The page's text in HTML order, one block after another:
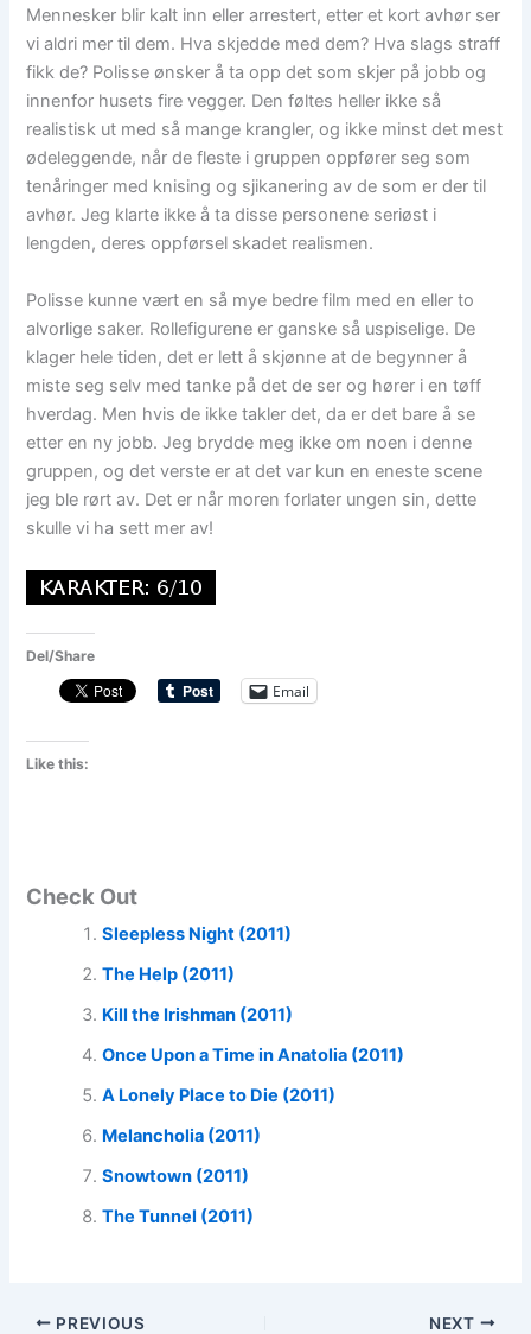
Mennesker blir kalt inn eller arrestert, etter et kort avhør ser
vi aldri mer til dem. Hva skjedde med dem? Hva slags straff
fikk de? Polisse ønsker å ta opp det som skjer på jobb og
innenfor husets fire vegger. Den føltes heller ikke så
realistisk ut med så mange krangler, og ikke minst det mest
ødeleggende, når de fleste i gruppen oppfører seg som
tenåringer med knising og sjikanering av de som er der til
avhør. Jeg klarte ikke å ta disse personene seriøst i
lengden, deres oppførsel skadet realismen.
Polisse kunne vært en så mye bedre film med en eller to
alvorlige saker. Rollefigurene er ganske så uspiselige. De
klager hele tiden, det er lett å skjønne at de begynner å
miste seg selv med tanke på det de ser og hører i en tøff
hverdag. Men hvis de ikke takler det, da er det bare å se
etter en ny jobb. Jeg brydde meg ikke om noen i denne
gruppen, og det verste er at det var kun en eneste scene
jeg ble rørt av. Det er når moren forlater ungen sin, dette
skulle vi ha sett mer av!
Del/Share
Email
Like this:
Check Out
Sleepless Night (2011)
The Help (2011)
Kill the Irishman (2011)
Once Upon a Time in Anatolia (2011)
A Lonely Place to Die (2011)
Melancholia (2011)
Snowtown (2011)
The Tunnel (2011)
PREVIOUS NEXT